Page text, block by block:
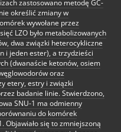
zastosowano metodę GC-
określić zmiany w
wywołane przez
LZO było metabolizowanych
dwa związki heterocykliczne
i jeden ester), a trzydzieści
(dwanaście ketonów, osiem
oraz
etery, estry i związki
badanie linie. Stwierdzono,
SNU-1 ma odmienny
do komórek
Objawiało się to zmniejszoną